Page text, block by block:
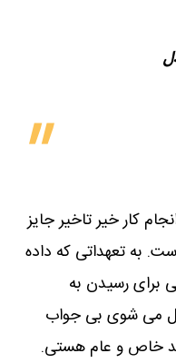
کار خیر تاخیر جایز
به تعهداتی که داده
برای رسیدن به
می شوی بی جواب
خاص و عام هستی.